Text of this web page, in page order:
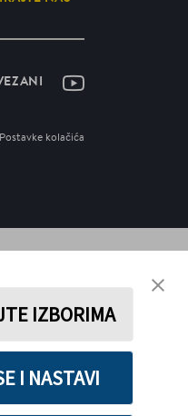
Postavke kolačića
IZBORIMA
I NASTAVI